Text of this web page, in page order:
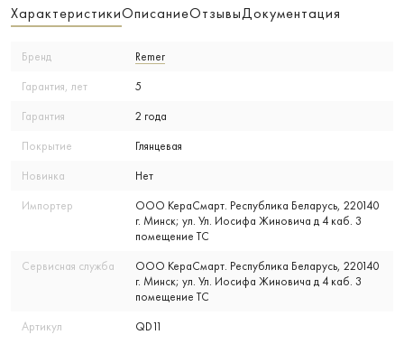
ХарактеристикиОписаниеОтзывыДокументация
Бренд Remer
Гарантия, лет 5
Гарантия 2 года
Покрытие Глянцевая
Новинка Нет
Импортер
ООО КераСмарт. Республика Беларусь, 220140
г. Минск; ул. Ул. Иосифа Жиновича д 4 каб. 3
помещение ТС
Сервисная служба
ООО КераСмарт. Республика Беларусь, 220140
г. Минск; ул. Ул. Иосифа Жиновича д 4 каб. 3
помещение ТС
Артикул QD11